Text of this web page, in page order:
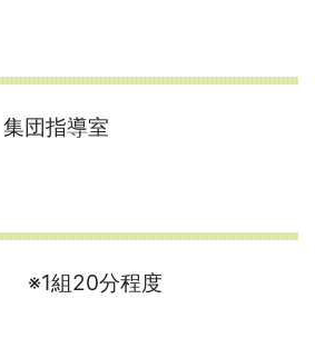
団指導室
※1組20分程度